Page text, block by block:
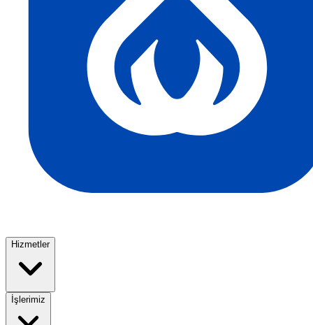
Hizmetler
İşlerimiz